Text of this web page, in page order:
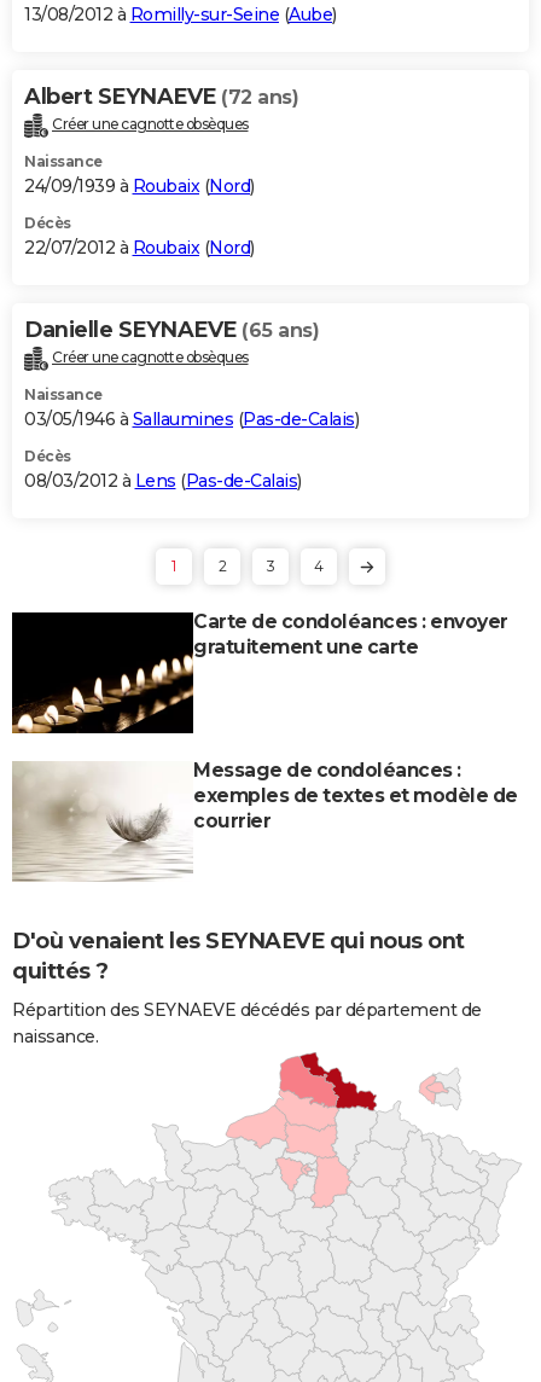
13/08/2012 à Romilly-sur-Seine (Aube)
Albert SEYNAEVE (72 ans)
Créer une cagnotte obsèques
Naissance
24/09/1939 à Roubaix(Nord)
Décès
22/07/2012 à Roubaix(Nord)
Danielle SEYNAEVE (65 ans)
Créer une cagnotte obsèques
Naissance
03/05/1946 à Sallaumines (Pas-de-Calais)
Décès
08/03/2012 à Lens (Pas-de-Calais)
1 2 3 4
Carte de condoléances : envoyer
gratuitement une carte
Message de condoléances :
exemples de textes et modèle de
courrier
D'où venaient les SEYNAEVE qui nous ont
quittés ?
Répartition des SEYNAEVE décédés par département de
naissance.